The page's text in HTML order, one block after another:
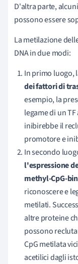
D'altra parte,
possono essere
La metilazione
DNA in due modi:
In primo luogo,
dei fattori di
esempio, la
legame di un
inibirebbe il
promotore e
In secondo
l'espressione
methyl-CpG-
riconoscere e
metilati.
altre proteine
possono
CpG metilata
acetilici dagli